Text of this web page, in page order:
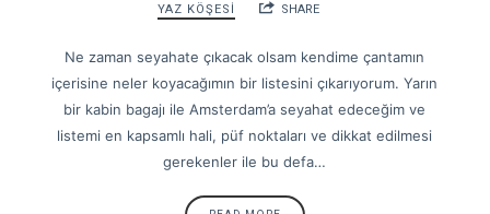
YAZ KÖŞESİ SHARE
Ne zaman seyahate çıkacak olsam kendime çantamın
içerisine neler koyacağımın bir listesini çıkarıyorum. Yarın
bir kabin bagajı ile Amsterdam’a seyahat edeceğim ve
listemi en kapsamlı hali, püf noktaları ve dikkat edilmesi
gerekenler ile bu defa…